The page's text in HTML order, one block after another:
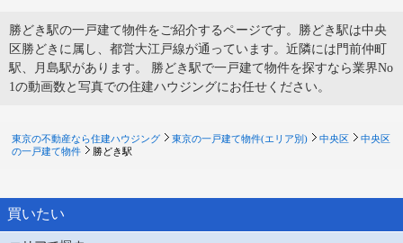
勝どき駅の一戸建て物件をご紹介するページです。勝どき駅は中央
区勝どきに属し、都営大江戸線が通っています。近隣には門前仲町
駅、月島駅があります。 勝どき駅で一戸建て物件を探すなら業界No
1の動画数と写真での住建ハウジングにお任せください。
東京の不動産なら住建ハウジング 東京の一戸建て物件(エリア別) 中央区
中央区
の一戸建て物件
勝どき駅
買いたい